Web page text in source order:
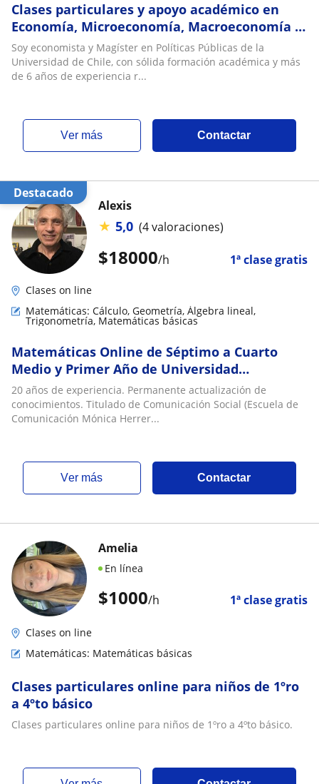
Clases particulares y apoyo académico en
Economía, Microeconomía, Macroeconomía y
Econometría
Soy economista y Magíster en Políticas Públicas de la
Universidad de Chile, con sólida formación académica y más
de 6 años de experiencia r...
ver más Contactar
Destacado
$18000/h 1ª clase gratis
Alexis
★ 5,0 (4 valoraciones)
Clases on line
Matemáticas: Cálculo, Geometría, Álgebra lineal,
Trigonometría, Matemáticas básicas
Matemáticas Online de Séptimo a Cuarto
Medio y Primer Año de Universidad
(Duración: 1hora y 15 minutos)
20 años de experiencia. Permanente actualización de
conocimientos. Titulado de Comunicación Social (Escuela de
Comunicación Mónica Herrer...
ver más Contactar
$1000/h 1ª clase gratis
Amelia
En línea
Clases on line
Matemáticas: Matemáticas básicas
Clases particulares online para niños de 1ºro
a 4ºto básico
Clases particulares online para niños de 1ºro a 4ºto básico.